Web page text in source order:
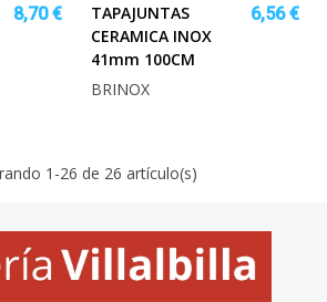
8,70 €
TAPAJUNTAS
CERAMICA INOX
41mm 100CM
6,56 €
BRINOX
1 -26 de 26 artículo(s)